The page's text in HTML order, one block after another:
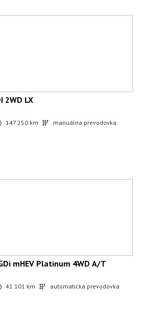
2WD LX
147 250 km manuálna prevodovka
mHEV Platinum 4WD A/T
41 101 km automatická prevodovka